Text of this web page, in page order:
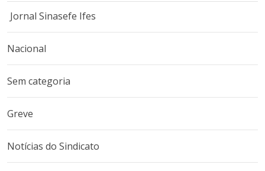
Jornal Sinasefe Ifes
Nacional
Sem categoria
Greve
Notícias do Sindicato